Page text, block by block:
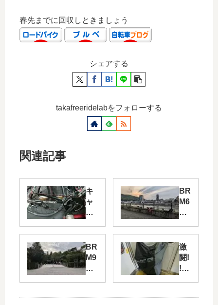
春先までに回収しときましょう
シェアする
takafreeridelabをフォローする
関連記事
キ
ャ
ッ
ュ
レ
ス
わ
BR
M6
10
西
60
0
㎞
pa
～
BR
M9
21
長
激
闘!
!B
03